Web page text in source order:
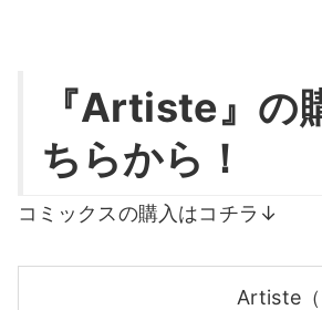
『Artiste』の
ちらから！
コミックスの購入はコチラ↓
Artiste（